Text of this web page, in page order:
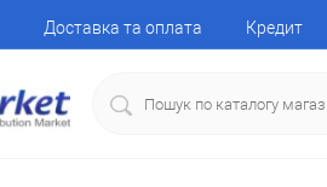
Доставка та оплата Кредит